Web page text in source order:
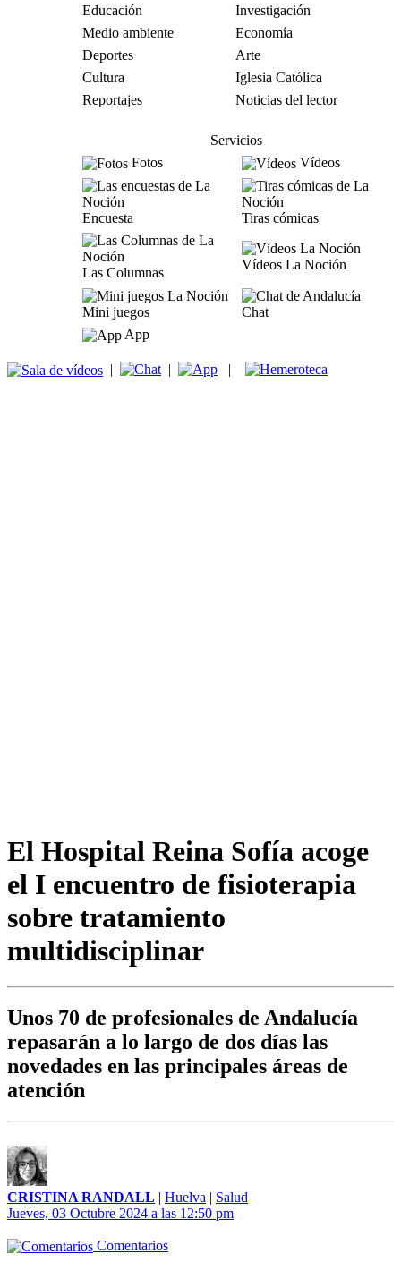
Educación
Investigación
Medio ambiente
Economía
Deportes
Arte
Cultura
Iglesia Católica
Reportajes
Noticias del lector
Servicios
Fotos
Vídeos
Encuesta Tiras cómicas
Las Columnas
Vídeos La Noción
Mini juegos
Chat
App
| | |
El Hospital Reina Sofía acoge
el I encuentro de fisioterapia
sobre tratamiento
multidisciplinar
Unos 70 de profesionales de Andalucía
repasarán a lo largo de dos días las
novedades en las principales áreas de
atención
CRISTINA RANDALL | Huelva | Salud
Jueves, 03 Octubre 2024 a las 12:50 pm
Comentarios